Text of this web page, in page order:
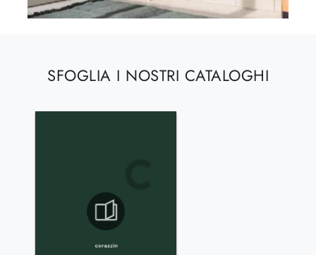
SFOGLIA I NOSTRI CATALOGHI